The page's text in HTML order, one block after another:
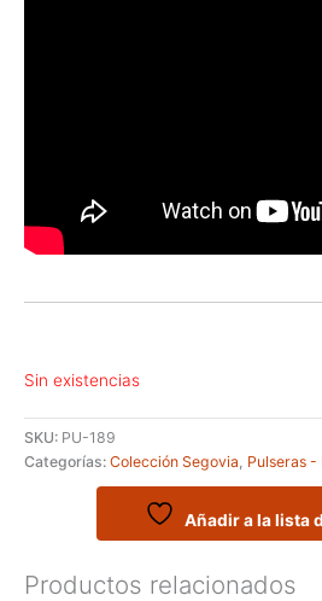
Sin existencias
SKU: PU-189
Categorías: Colección Segovia Pulseras -
Añadir a la lista
Productos relacionados